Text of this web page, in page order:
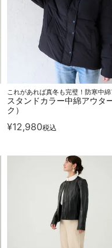
これがあれば真冬も完璧！防寒中
スタンドカラー中綿アウタ
ク）
¥12,980税込